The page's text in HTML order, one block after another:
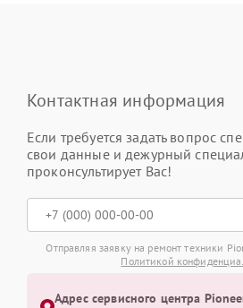
Контактная информация
Если требуется задать вопрос
свои данные и дежурный
проконсультирует Вас!
Отправляя заявку на ремонт техники
Политикой
Адрес сервисного центра